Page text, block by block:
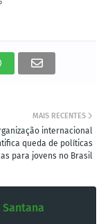
MAIS RECENTES
internacional
queda de políticas
para jovens no Brasil